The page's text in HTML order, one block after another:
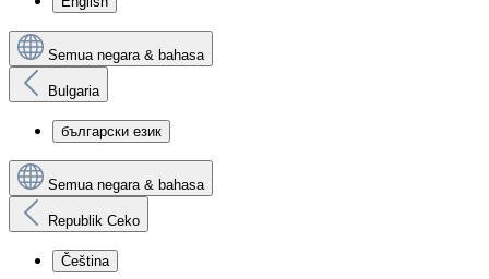
Semua negara & bahasa
Bulgaria
български език
Semua negara & bahasa
Republik Ceko
Čeština